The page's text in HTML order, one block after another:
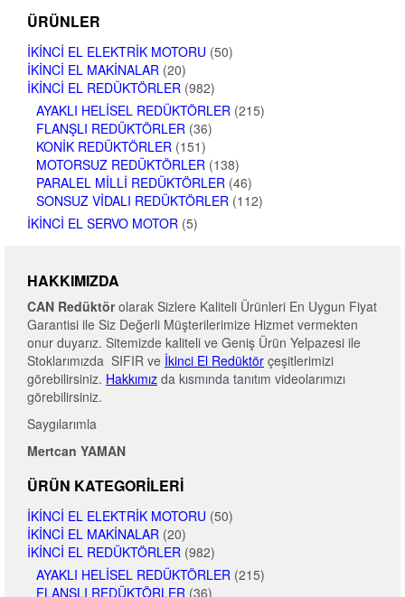
ÜRÜNLER
İKINCI EL ELEKTRIK MOTORU (50)
İKINCI EL MAKINALAR (20)
İKINCI EL REDÜKTÖRLER (982)
AYAKLI HELISEL REDÜKTÖRLER (215)
FLANŞLI REDÜKTÖRLER (36)
KONIK REDÜKTÖRLER (151)
MOTORSUZ REDÜKTÖRLER (138)
PARALEL MILLI REDÜKTÖRLER (46)
SONSUZ VIDALI REDÜKTÖRLER (112)
İKINCI EL SERVO MOTOR (5)
HAKKIMIZDA
CAN Redüktörolarak Sizlere Kaliteli Ürünleri En Uygun Fiyat
Garantisi ile Siz Değerli Müşterilerimize Hizmet vermekten
onur duyarız. Sitemizde kaliteli ve Geniş Ürün Yelpazesi ile
Stoklarımızda SIFIR ve İkinci El Redüktör çeşitlerimizi
görebilirsiniz. Hakkımız da kısmında tanıtım videolarımızı
görebilirsiniz.
Saygılarımla
Mertcan YAMAN
ÜRÜN KATEGORILERI
İKINCI EL ELEKTRIK MOTORU (50)
İKINCI EL MAKINALAR (20)
İKINCI EL REDÜKTÖRLER (982)
AYAKLI HELISEL REDÜKTÖRLER (215)
FLANŞLI REDÜKTÖRLER (36)